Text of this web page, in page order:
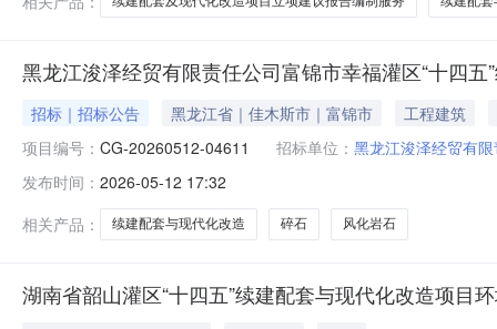
黑龙江浚泽经贸有限责任公司富锦市幸福灌区“十四
招标｜招标公告 黑龙江省｜佳木斯市｜富锦市
工程建筑
项目编号： CG-20260512-04611 招标单位： 黑龙江浚泽经贸有
发布时间： 2026-05-12 17:32
相关产品：
续建配套与现代化改造 碎石 风化岩石
湖南省韶山灌区“十四五”续建配套与现代化改造项目